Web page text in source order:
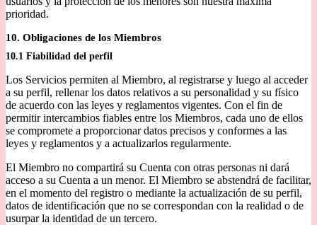
prioridad.
10. Obligaciones de los Miembros
10.1 Fiabilidad del perfil
Los Servicios permiten al Miembro, al registrarse y luego al acceder
a su perfil, rellenar los datos relativos a su personalidad y su físico
de acuerdo con las leyes y reglamentos vigentes. Con el fin de
permitir intercambios fiables entre los Miembros, cada uno de ellos
se compromete a proporcionar datos precisos y conformes a las
leyes y reglamentos y a actualizarlos regularmente.
El Miembro no compartirá su Cuenta con otras personas ni dará
acceso a su Cuenta a un menor. El Miembro se abstendrá de facilitar,
en el momento del registro o mediante la actualización de su perfil,
datos de identificación que no se correspondan con la realidad o de
usurpar la identidad de un tercero.